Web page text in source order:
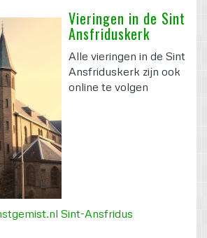
Vieringen in de Sint
Ansfriduskerk
Alle vieringen in de Sint
Ansfriduskerk zijn ook
online te volgen
Sint-Ansfridus